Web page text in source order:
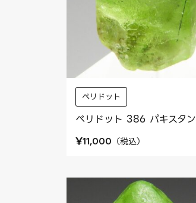
ペリドット
ペリドット 386 パキスタン
¥11,000 （税込）